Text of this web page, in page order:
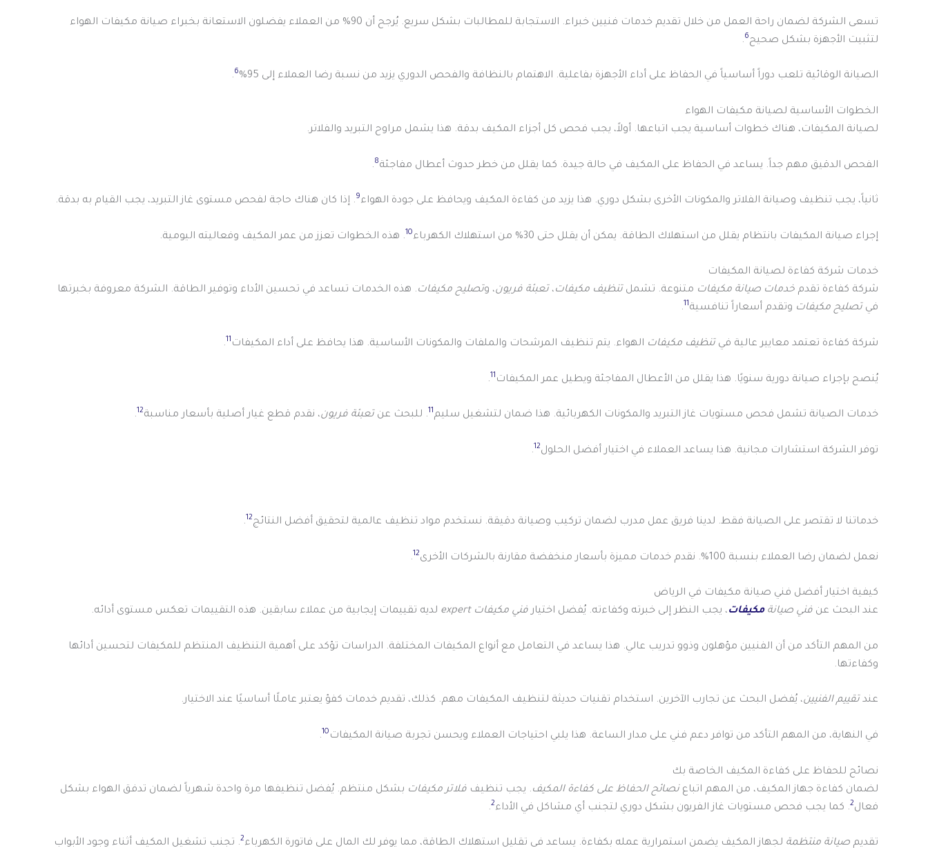
تسعى الشركة لضمان راحة العمل من خلال تقديم خدمات فنيين خبراء. الاستجابة للمطالبات بشكل سريع. يُرجح أن 90% من العملاء يفضلون الاستعانة بخبراء صيانة مكيفات الهواء
لتثبيت الأجهزة بشكل صحيح6
.
الصيانة الوقائية تلعب دوراً أساسياً في الحفاظ على أداء الأجهزة بفاعلية. الاهتمام بالنظافة والفحص الدوري يزيد من نسبة رضا العملاء إلى 95% 6
.
الخطوات الأساسية لصيانة مكيفات الهواء
لصيانة المكيفات، هناك خطوات أساسية يجب اتباعها. أولاً، يجب فحص كل أجزاء المكيف بدقة. هذا يشمل مراوح التبريد والفلاتر.
الفحص الدقيق مهم جداً. يساعد في الحفاظ على المكيف في حالة جيدة. كما يقلل من خطر حدوث أعطال مفاجئة8
.
ثانياً، يجب تنظيف وصيانة الفلاتر والمكونات الأخرى بشكل دوري. هذا يزيد من كفاءة المكيف ويحافظ على جودة الهواء9. إذا كان هناك حاجة لفحص مستوى غاز التبريد، يجب القيام به بدقة.
إجراء صيانة المكيفات بانتظام يقلل من استهلاك الطاقة. يمكن أن يقلل حتى 30% من استهلاك الكهرباء 10. هذه الخطوات تعزز من عمر المكيف وفعاليته اليومية.
خدمات شركة كفاءة لصيانة المكيفات
شركة كفاءة تقدم خدمات صيانة مكيفات متنوعة. تشمل تنظيف مكيفات، تعبئة فريون، وتصليح مكيفات. هذه الخدمات تساعد في تحسين الأداء وتوفير الطاقة. الشركة معروفة بخبرتها
في تصليح مكيفات وتقدم أسعاراً تنافسية11
.
شركة كفاءة تعتمد معايير عالية في تنظيف مكيفات الهواء. يتم تنظيف المرشحات والملفات والمكونات الأساسية. هذا يحافظ على أداء المكيفات 11
.
يُنصح بإجراء صيانة دورية سنويًا. هذا يقلل من الأعطال المفاجئة ويطيل عمر المكيفات 11
.
خدمات الصيانة تشمل فحص مستويات غاز التبريد والمكونات الكهربائية. هذا ضمان لتشغيل سليم11. للبحث عن تعبئة فريون، نقدم قطع غيار أصلية بأسعار مناسبة12
.
توفر الشركة استشارات مجانية. هذا يساعد العملاء في اختيار أفضل الحلول12
.
خدماتنا لا تقتصر على الصيانة فقط. لدينا فريق عمل مدرب لضمان تركيب وصيانة دقيقة. نستخدم مواد تنظيف عالمية لتحقيق أفضل النتائج12
.
نعمل لضمان رضا العملاء بنسبة 100%. نقدم خدمات مميزة بأسعار منخفضة مقارنة بالشركات الأخرى 12
.
كيفية اختيار أفضل فني صيانة مكيفات في الرياض
عند البحث عن فني صيانةمكيفات، يجب النظر إلى خبرته وكفاءته. يُفضل اختيارفني مكيفات expert لديه تقييمات إيجابية من عملاء سابقين. هذه التقييمات تعكس مستوى أدائه.
من المهم التأكد من أن الفنيين مؤهلون وذوو تدريب عالي. هذا يساعد في التعامل مع أنواع المكيفات المختلفة. الدراسات تؤكد على أهمية التنظيف المنتظم للمكيفات لتحسين أدائها
وكفاءتها.
عند تقييم الفنيين، يُفضل البحث عن تجارب الآخرين. استخدام تقنيات حديثة لتنظيف المكيفات مهم. كذلك، تقديم خدمات كفؤ يعتبر عاملًا أساسيًا عند الاختيار.
في النهاية، من المهم التأكد من توافر دعم فني على مدار الساعة. هذا يلبي احتياجات العملاء ويحسن تجربة صيانة المكيفات 10
.
نصائح للحفاظ على كفاءة المكيف الخاصة بك
لضمان كفاءة جهاز المكيف، من المهم اتباع نصائح الحفاظ على كفاءة المكيف. يجب تنظيف فلاتر مكيفات بشكل منتظم. يُفضل تنظيفها مرة واحدة شهرياً لضمان تدفق الهواء بشكل
فعال2. كما يجب فحص مستويات غاز الفريون بشكل دوري لتجنب أي مشاكل في الأداء2
.
تقديم صيانة منتظمة لجهاز المكيف يضمن استمرارية عمله بكفاءة. يساعد في تقليل استهلاك الطاقة، مما يوفر لك المال على فاتورة الكهرباء2. تجنب تشغيل المكيف أثناء وجود الأبواب